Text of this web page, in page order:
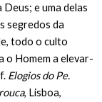
e uma delas
segredos da
todo o culto
o Homem a elevar-
Elogios do Pe.
, Lisboa,